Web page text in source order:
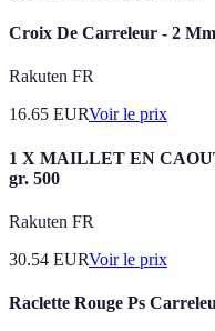
Croix De Carreleur - 2 Mm
Rakuten FR
16.65 EURVoir le prix
1 X MAILLET EN
gr. 500
Rakuten FR
30.54 EURVoir le prix
Raclette Rouge Ps